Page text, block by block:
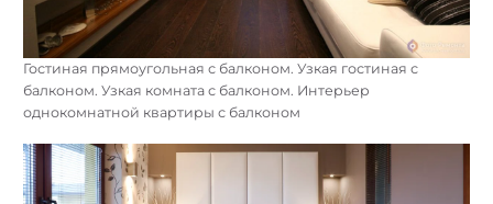
Гостиная прямоугольная с балконом. Узкая гостиная с
балконом. Узкая комната с балконом. Интерьер
однокомнатной квартиры с балконом